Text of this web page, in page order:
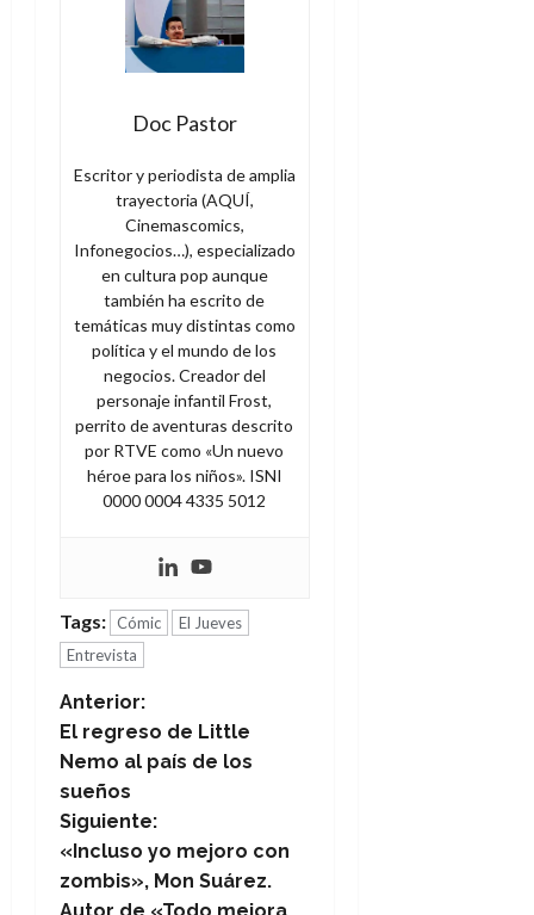
Doc Pastor
Escritor y periodista de amplia
trayectoria (AQUÍ,
Cinemascomics,
Infonegocios…), especializado
en cultura pop aunque
también ha escrito de
temáticas muy distintas como
política y el mundo de los
negocios. Creador del
personaje infantil Frost,
perrito de aventuras descrito
por RTVE como «Un nuevo
héroe para los niños». ISNI
0000 0004 4335 5012
Tags: Cómic
El Jueves
Entrevista
N
a
v
e
Anterior:
El regreso de Little
Nemo al país de los
sueños
Siguiente:
«Incluso yo mejoro con
zombis», Mon Suárez.
Autor de «Todo mejora